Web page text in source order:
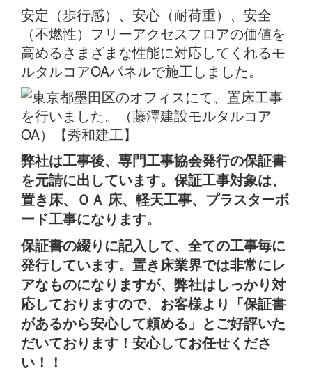
安定（歩行感）、安心（耐荷重）、安全
（不燃性）フリーアクセスフロアの価値を
高めるさまざまな性能に対応してくれるモ
ルタルコアOAパネルで施工しました。
弊社は工事後、専門工事協会発行の保証書
を元請に出しています。保証工事対象は、
置き床、ＯＡ 床、軽天工事、プラスターボ
ード工事になります。
保証書の綴りに記入して、全ての工事毎に
発行しています。置き床業界では非常にレ
アなものになりますが、弊社はしっかり対
応しておりますので、お客様より「保証書
があるから安心して頼める」とご好評いた
だいております！安心してお任せくださ
い！！